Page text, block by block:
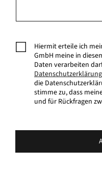
Hiermit erteile ich
GmbH meine in
Daten verarbeiten
Datenschutzerklärung
die
stimme zu, dass
und für Rückfragen